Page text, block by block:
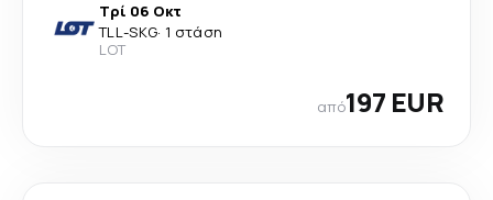
Τρί 06 Οκτ
TLL-SKG· 1 στάση
LOT
από197 EUR